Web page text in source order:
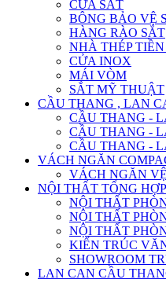
CỬA SẮT
BÔNG BẢO VỆ
HÀNG RÀO SẮT
NHÀ THÉP TIỀN
CỬA INOX
MÁI VÒM
SẮT MỸ THUẬT
CẦU THANG , LAN
CẦU THANG -
CẦU THANG -
CẦU THANG -
VÁCH NGĂN
VÁCH NGĂN
NỘI THẤT TỔNG HỢP
NỘI THẤT
NỘI THẤT
NỘI THẤT
KIẾN TRÚC
SHOWROOM
LAN CAN CẦU